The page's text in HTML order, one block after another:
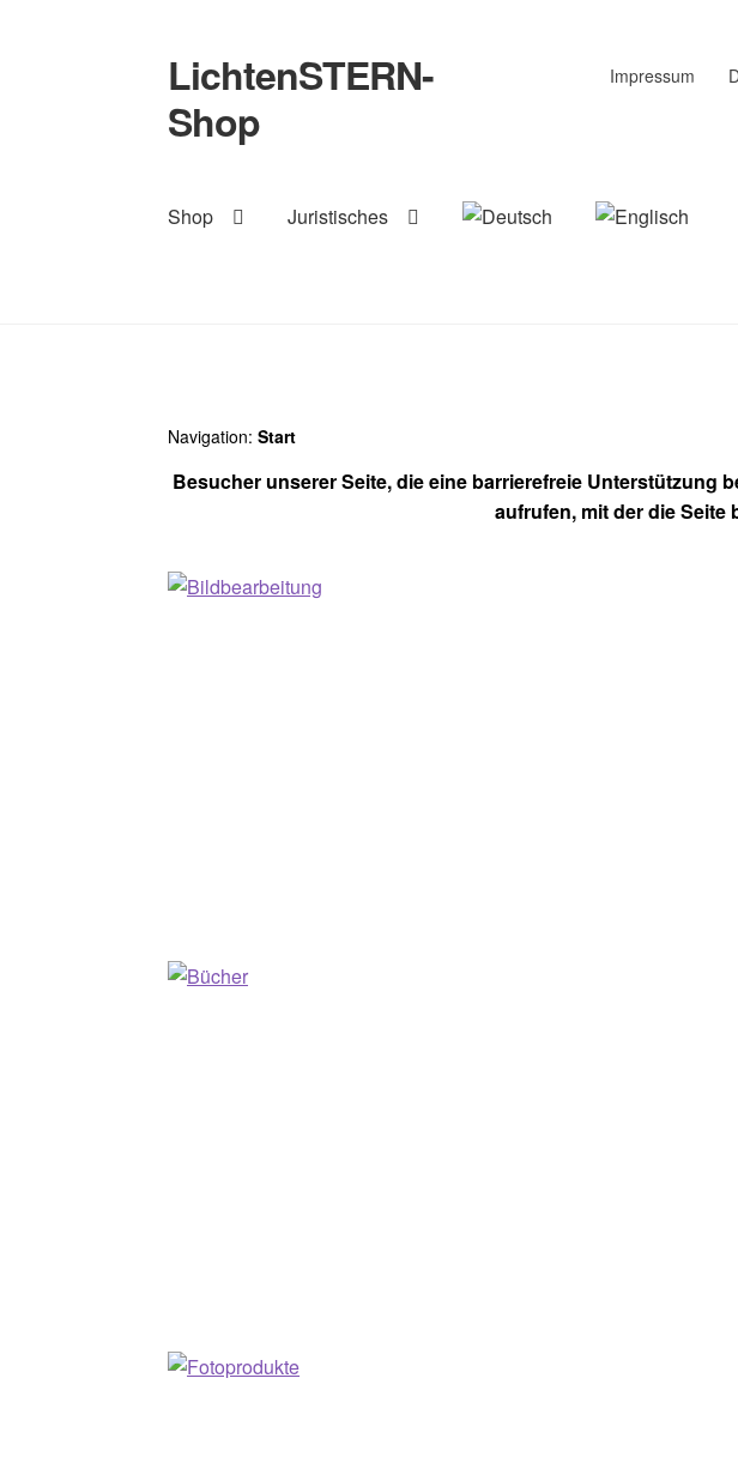
Zur
Navigation
springen
Zum
Inhalt
springen
LichtenSTERN-
Shop
Impressum
Shop Juristisches
Navigation:Start
Besucher unserer Seite, die eine barrierefreie Unterstützung
aufrufen, mit der die Seite